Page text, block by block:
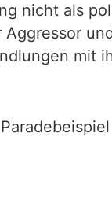
nicht als
mit